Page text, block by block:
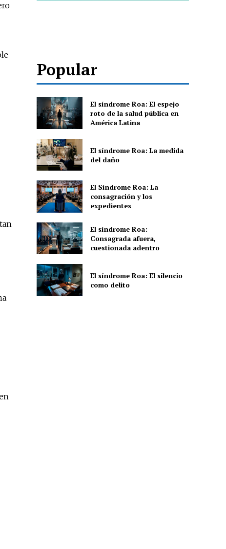
Popular
El síndrome Roa: El espejo
roto de la salud pública en
América Latina
El síndrome Roa: La medida
del daño
El Síndrome Roa: La
consagración y los
expedientes
El síndrome Roa:
Consagrada afuera,
cuestionada adentro
El síndrome Roa: El silencio
como delito